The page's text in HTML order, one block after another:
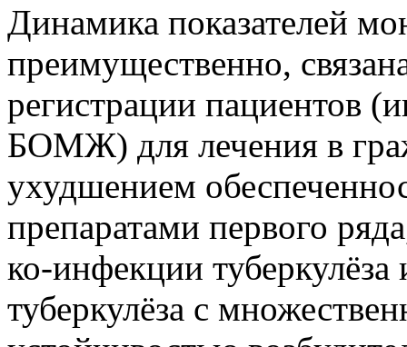
Динамика показателей
преимущественно,
регистрации пациентов
БОМЖ) для лечения в
ухудшением
препаратами первого
ко-инфекции
туберкулёза с